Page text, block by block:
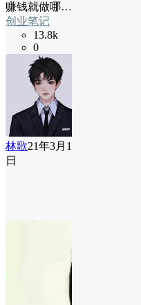
赚钱就做哪…
创业笔记
13.8k
0
林歌21年3月1
日